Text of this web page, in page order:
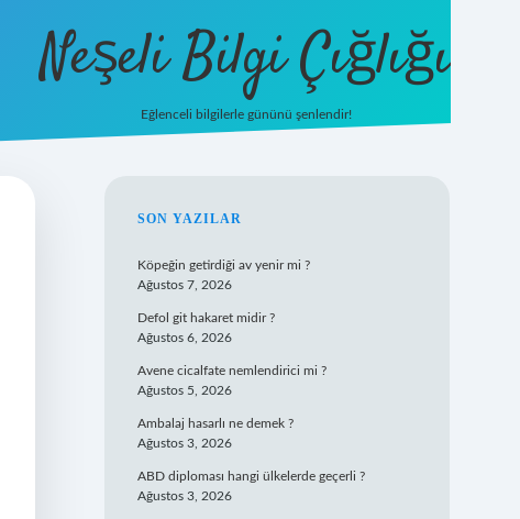
Neşeli Bilgi Çığlığı
Eğlenceli bilgilerle gününü şenlendir!
SIDEBAR
SON YAZILAR
Köpeğin getirdiği av yenir mi ?
Ağustos 7, 2026
Defol git hakaret midir ?
Ağustos 6, 2026
Avene cicalfate nemlendirici mi ?
Ağustos 5, 2026
Ambalaj hasarlı ne demek ?
Ağustos 3, 2026
ABD diploması hangi ülkelerde geçerli ?
Ağustos 3, 2026